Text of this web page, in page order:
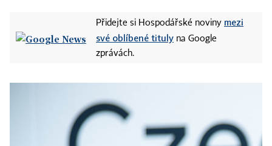
Přidejte si Hospodářské noviny mezi
své oblíbené tituly na Google
zprávách.